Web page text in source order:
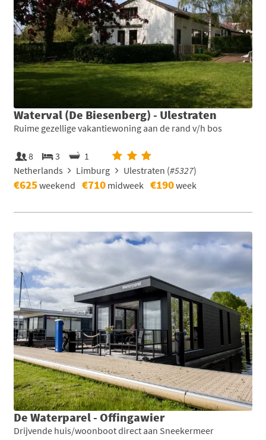
Waterval (De Biesenberg) - Ulestraten
Ruime gezellige vakantiewoning aan de rand v/h bos
8 3
1
Netherlands
Limburg Ulestraten (#5327)
€625weekend €710 midweek €190week
De Waterparel - Offingawier
Drijvende huis/woonboot direct aan Sneekermeer